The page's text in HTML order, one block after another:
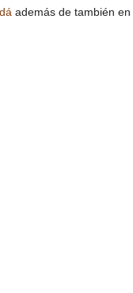
además de también en